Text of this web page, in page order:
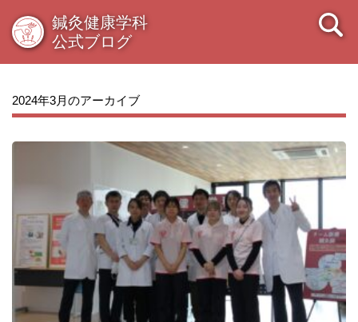
鍼灸健康学科
公式ブログ
2024年3月のアーカイブ